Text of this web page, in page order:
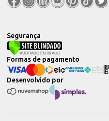
Segurança
Desenvolvido por
Formas de pagamento